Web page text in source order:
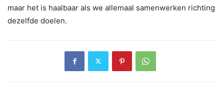
maar het is haalbaar als we allemaal samenwerken richting
dezelfde doelen.